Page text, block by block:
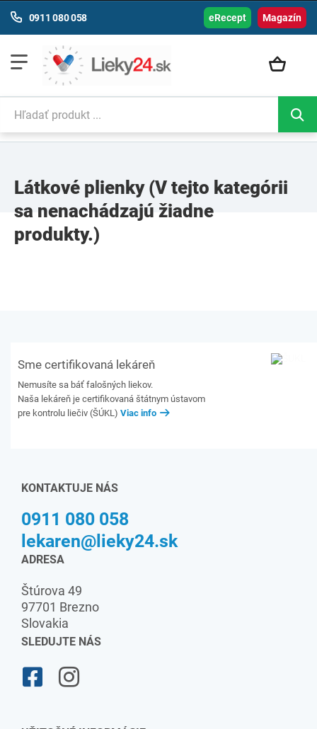
Magazín
0911 080 058 eRecept
Látkové plienky (V tejto kategórii
sa nenachádzajú žiadne
produkty.)
Sme certifikovaná lekáreň
Nemusíte sa báť falošných liekov.
Naša lekáreň je certifikovaná štátnym ústavom
pre kontrolu liečiv (ŠÚKL) Viac info
KONTAKTUJE NÁS
0911 080 058
lekaren@lieky24.sk
ADRESA
Štúrova 49
97701 Brezno
Slovakia
SLEDUJTE NÁS